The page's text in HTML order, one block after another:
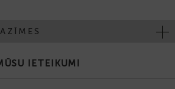
IETEIKUMI